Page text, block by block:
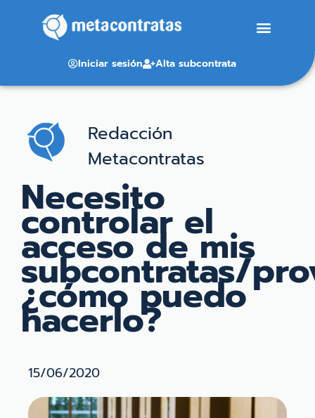
Iniciar sesión Alta subcontrata
Redacción
Metacontratas
Necesito
controlar el
acceso de mis
subcontratas/
¿cómo puedo
hacerlo?
15/06/2020